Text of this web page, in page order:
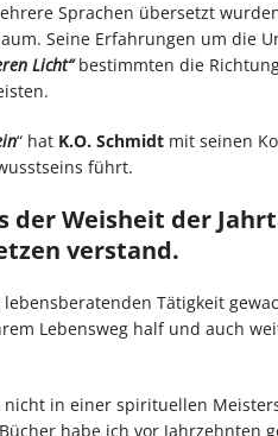
Sprachen übersetzt
Seine Erfahrungen um die
Licht“bestimmten die
“ hat K.O. Schmidtmit seinen
führt.
der Weisheit der
verstand.
Tätigkeit
Lebensweg half und auch
in einer spirituellen
habe ich vor Jahrzehnten